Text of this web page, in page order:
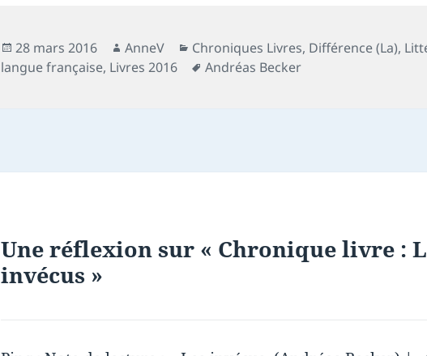
Publié
le
28 mars 2016 Auteur
AnneV Catégories
Chroniques Livres, Différence (La),
langue française, Livres 2016
Mots-
Andréas Becker
Une réflexion sur « Chronique livre :
invécus »